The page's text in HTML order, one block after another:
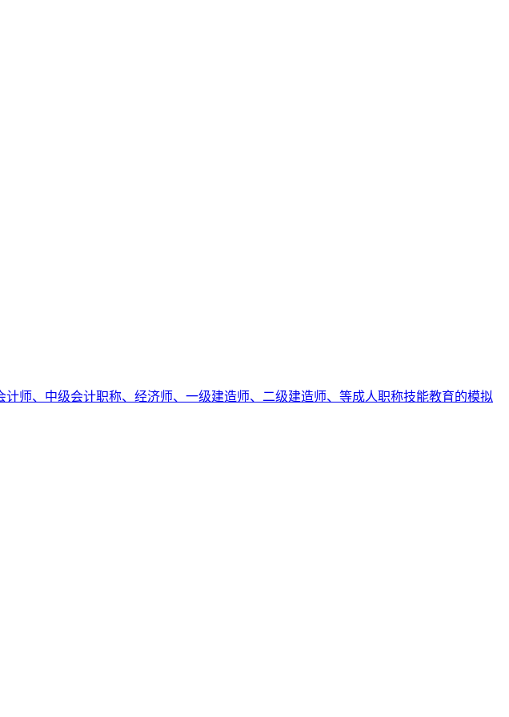
师、中级会计职称、经济师、一级建造师、二级建造师、等成人职称技能教育的模拟